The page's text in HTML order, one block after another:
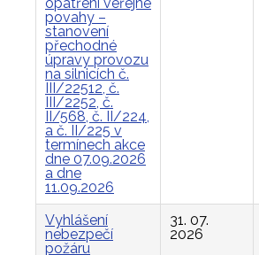
povahy –
stanovení
přechodné
úpravy provozu
na silnicích č.
III/22512, č.
III/2252, č.
II/568, č. II/224,
a č. II/225 v
termínech akce
dne 07.09.2026
a dne
11.09.2026
Vyhlášení
nebezpečí
požáru
31. 07.
2026